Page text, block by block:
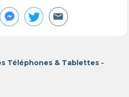
Téléphones & Tablettes -